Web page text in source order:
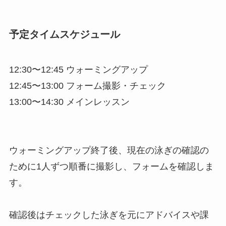
予定タイムスケジュール
12:30〜12:45 ウォーミングアップ
12:45〜13:00 フォーム撮影・チェック
13:00〜14:30 メインレッスン
ウォーミングアップ終了後、現在の泳ぎの確認の
ために1人ずつ順番に撮影し、フォームを確認しま
す。
確認後はチェックした泳ぎを元にアドバイスや課